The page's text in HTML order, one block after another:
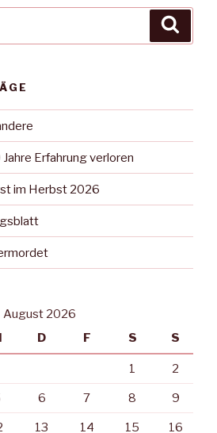
Erfahrung verloren
im Herbst 2026
August 2026
D F S S
1 2
6 7 8 9
13 14 15 16